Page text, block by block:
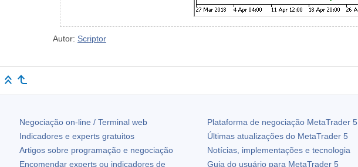
Autor: Scriptor
Negociação on-line / Terminal web
Indicadores e experts gratuitos
Artigos sobre programação e negociação
Encomendar experts ou indicadores de
Plataforma de negociação MetaTrader 5
Últimas atualizações do MetaTrader 5
Notícias, implementações e tecnologia
Guia do usuário para MetaTrader 5